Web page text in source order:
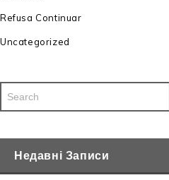
Refusa Continuar
Uncategorized
Недавні Записи